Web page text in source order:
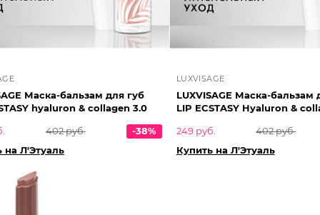
Маска-бальзам для губ
hyaluron & collagen 3.0
402 руб.
-38%
на Л'Этуаль
LUXVISAGE
LUXVISAGE Маска-бальзам
LIP ECSTASY Hyaluron &
249 руб.
402 руб.
Купить на Л'Этуаль